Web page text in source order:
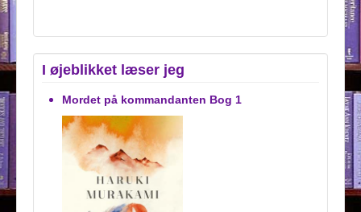
I øjeblikket læser jeg
Mordet på kommandanten Bog 1